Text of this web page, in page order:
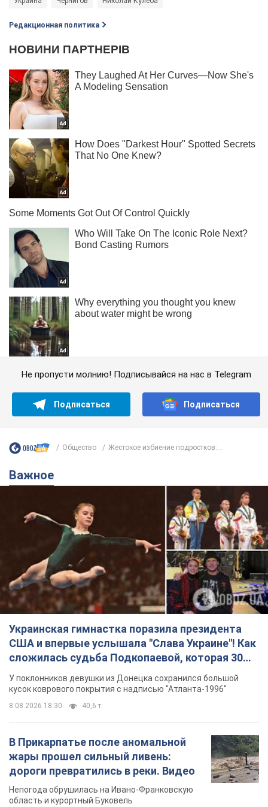
Редакционная политика
Не пропусти молнию! Подписывайся на нас в Telegram
Подписаться Подписаться
Общество Жестокое избиение подростков:...
Важное
Украинская гимнастка поразила президента
США и впервые услышала "Слава Украине"! Как
сложилась судьба Подкопаевой, которая 30
лет назад завоевала "золото" Олимпиады
У поклонников девушки из Донецка сохранился большой
кусок коврового покрытия с надписью "Атланта-1996"
8.08.2026 18:30 40,6 т.
В Прикарпатье после аномальной
жары прошел сильный ливень:
дороги превратились в реки. Видео
Непогода обрушилась на Ивано-Франковскую
область и курортный Буковель